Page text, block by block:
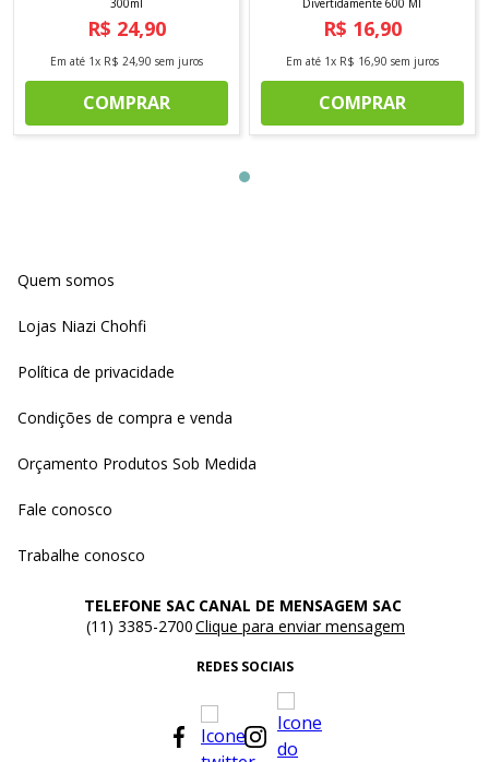
R$ 24,90
Em até 1x R$ 24,90 sem juros
COMPRAR
R$ 16,90
Em até 1x R$ 16,90 sem juros
COMPRAR
Quem somos
Lojas Niazi Chohfi
Política de privacidade
Condições de compra e venda
Orçamento Produtos Sob Medida
Fale conosco
Trabalhe conosco
TELEFONE SAC
(11) 3385-2700
CANAL DE MENSAGEM SAC
Clique para enviar mensagem
REDES SOCIAIS